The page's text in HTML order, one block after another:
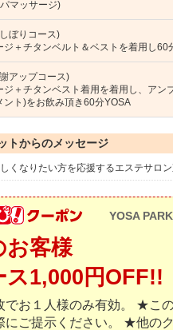
マッサージ)
ぼりコース)
ジ＋チタンベルト＆ベストを着用し60
アップコース)
ジ＋チタンベスト着用を着用し、アン
ント)をお飲み頂き60分YOSA
トからのメッセージ
くなりたい方を応援するエステサロ
YOSA
お客様
ス1,000円OFF!!
お１人様のみ有効。 ★こ
にご提示ください。 ★他の